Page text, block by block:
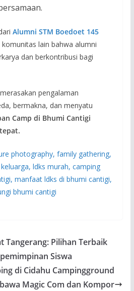
Alumni STM Boedoet 145
lain bahwa alumni
dan berkontribusi bagi
pengalaman
bermakna, dan menyatu
Camp di Bhumi Cantigi
Tangerang: Pilihan Terbaik
Siswa
di Cidahu Campingground
Magic Com dan Kompor